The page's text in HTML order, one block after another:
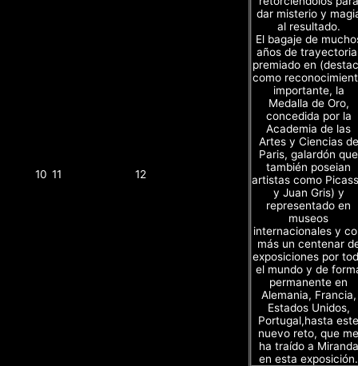
10 11 12
dar misterio y
al resultado.
El bagaje de
años de
premiado en
como
importante, la
Medalla de Oro,
concedida por la
Academia de las
Artes y Ciencias de
Paris, galardón que
también poseian
artistas como
y Juan Gris) y
representado en
museos
internacionales y
más un centenar
exposiciones por
el mundo y de
permanente en
Alemania, Francia,
Estados Unidos,
Portugal,hasta este
nuevo reto, que me
ha traído a Miranda
en esta exposición.